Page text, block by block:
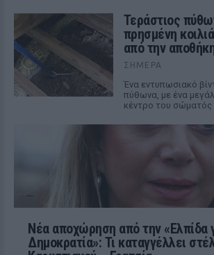
Τεράστιος
πρησμένη
από την
ΣΉΜΕΡΑ
Ένα εντυπωσιακό
πύθωνα, με ένα
κέντρο του σώματός
Νέα αποχώρηση από την «Ελπίδα
Δημοκρατία»: Τι καταγγέλλει